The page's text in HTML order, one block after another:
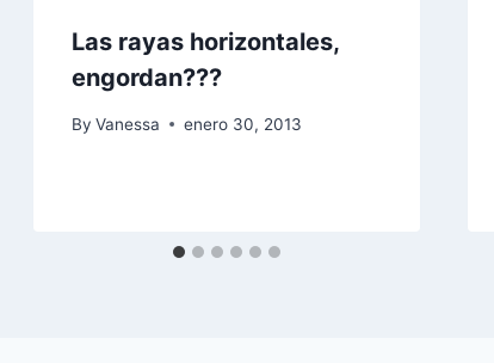
Las rayas horizontales,
engordan???
By Vanessa enero 30, 2013